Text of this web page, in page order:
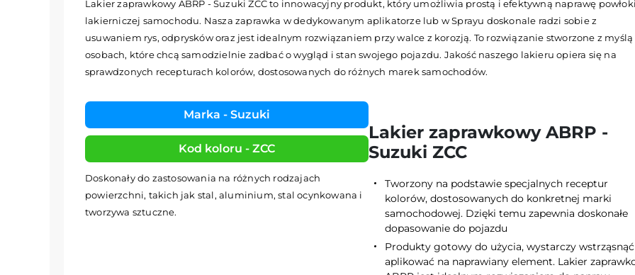
Lakier zaprawkowy ABRP - Suzuki ZCC to innowacyjny produkt, który umożliwia prostą i efektywną naprawę
lakierniczej samochodu. Nasza zaprawka w dedykowanym aplikatorze lub w Sprayu doskonale radzi sobie z
usuwaniem rys, odprysków oraz jest idealnym rozwiązaniem przy walce z korozją. To rozwiązanie stworzone z myślą
osobach, które chcą samodzielnie zadbać o wygląd i stan swojego pojazdu. Jakość naszego lakieru opiera się na
sprawdzonych recepturach kolorów, dostosowanych do różnych marek samochodów.
Marka - Suzuki
Kod koloru - ZCC
Doskonały do zastosowania na różnych rodzajach
powierzchni, takich jak stal, aluminium, stal ocynkowana i
tworzywa sztuczne.
Lakier zaprawkowy ABRP -
Suzuki ZCC
Tworzony na podstawie specjalnych receptur
kolorów, dostosowanych do konkretnej marki
samochodowej. Dzięki temu zapewnia doskonałe
dopasowanie do pojazdu
Produkty gotowy do użycia, wystarczy
aplikować na naprawiany element. Lakier